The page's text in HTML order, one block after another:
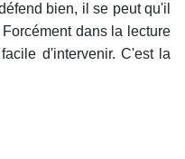
bien, il se peut qu'il
dans la lecture
d'intervenir. C'est la